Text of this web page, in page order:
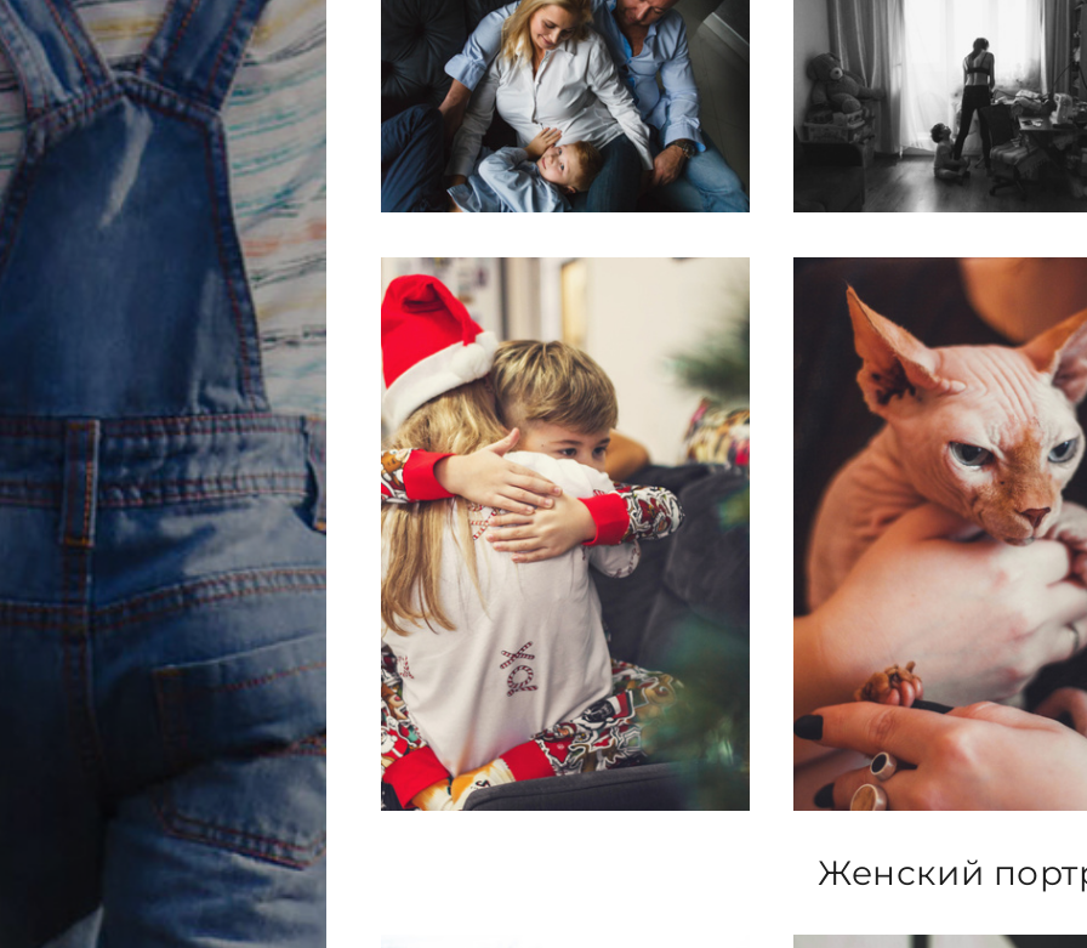
Женский